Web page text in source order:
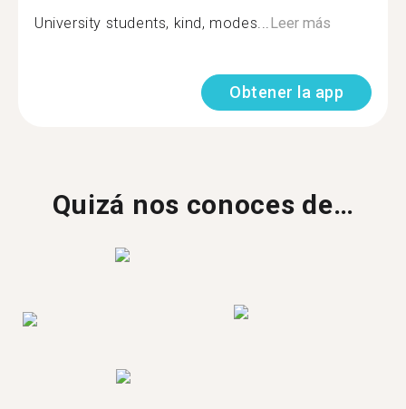
University students, kind, modes...Leer más
Obtener la app
Quizá nos conoces de…